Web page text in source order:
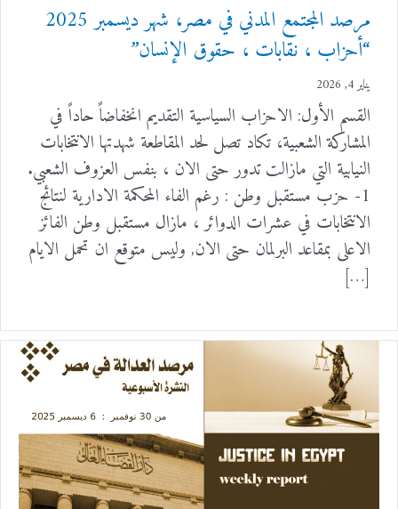
مرصد المجتمع المدني في مصر، شهر ديسمبر 2025
“أحزاب ، نقابات ، حقوق الإنسان”
يناير 4, 2026
القسم الأول: الاحزاب السياسية التقديم انخفاضاً حاداً في
المشاركة الشعبية، تكاد تصل لحد المقاطعة شهدتها الانتخابات
النيابية التي مازالت تدور حتى الان ، بنفس العزوف الشعبي.
1- حزب مستقبل وطن : رغم الفاء المحكمة الادارية لنتائج
الانتخابات في عشرات الدوائر ، مازال مستقبل وطن الفائز
الاعلى بمقاعد البرلمان حتى الان, وليس متوقع ان تحمل الايام
[…]